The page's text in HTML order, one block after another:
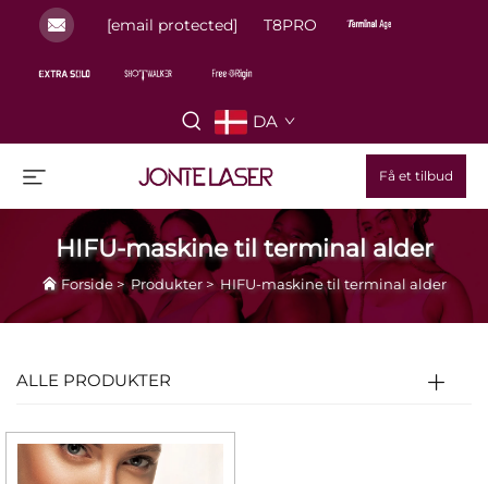
[email protected] T8PRO
DA
Få et tilbud
HIFU-maskine til terminal alder
Forside >Produkter >HIFU-maskine til terminal alder
ALLE PRODUKTER